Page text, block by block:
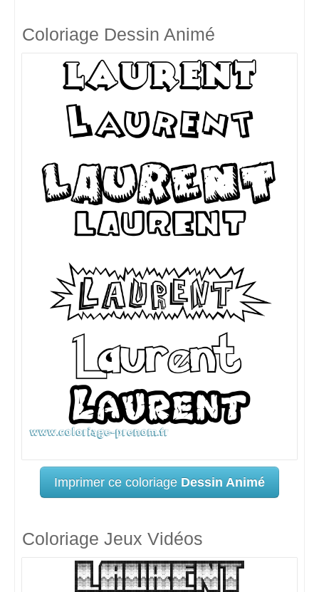
Coloriage Dessin Animé
Imprimer ce coloriage Dessin Animé
Coloriage Jeux Vidéos